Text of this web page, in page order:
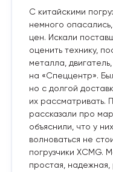
С китайскими
немного
цен. Искали
оценить технику,
металла,
на «Спеццентр».
но с долгой
их рассматривать.
рассказали про
объяснили, что у
волноваться не
погрузчики XCMG.
простая,